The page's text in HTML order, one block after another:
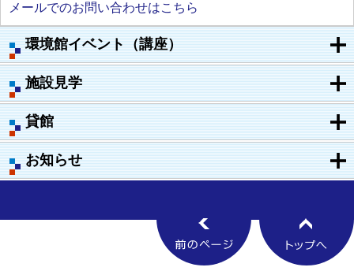
環境館イベント（講座）
施設見学
貸館
お知らせ
メールでのお問い合わせはこちら